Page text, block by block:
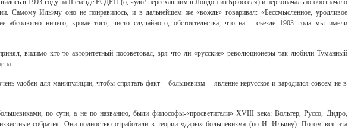
в 1903 году на II съезде РСДРП (о, чудо! переехавшим в Лондон из Брюсселя) и первоначально обозначало
Самому Ильичу оно не понравилось, и в дальнейшем же «вождь» говаривал: «Бессмысленное, уродливое
абсолютно ничего, кроме того, чисто случайного, обстоятельства, что на… съезде 1903 года мы имели
видимо кто-то авторитетный посоветовал, зря что ли «русские» революционеры так любили Туманный
удобен для манипуляции, чтобы спрятать факт – большевизм – явление нерусское и зародился совсем не в
по сути, а не по названию, были философы-«просветители» XVIII века: Вольтер, Руссо, Дидро,
собратья. Они полностью отработали в теории «дары» большевизма (по И. Ильину). Потом вся эта